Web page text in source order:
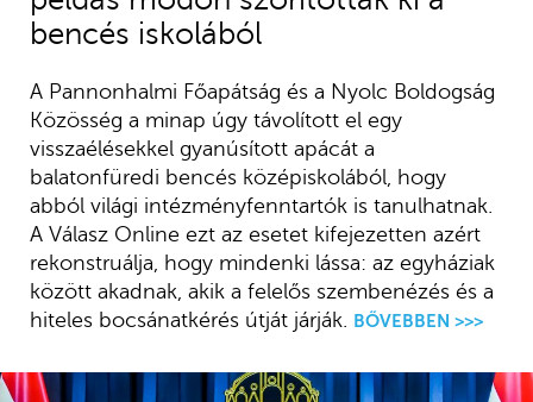
bencés iskolából
A Pannonhalmi Főapátság és a Nyolc Boldogság
Közösség a minap úgy távolított el egy
visszaélésekkel gyanúsított apácát a
balatonfüredi bencés középiskolából, hogy
abból világi intézményfenntartók is tanulhatnak.
A Válasz Online ezt az esetet kifejezetten azért
rekonstruálja, hogy mindenki lássa: az egyháziak
között akadnak, akik a felelős szembenézés és a
hiteles bocsánatkérés útját járják. BŐVEBBEN >>>